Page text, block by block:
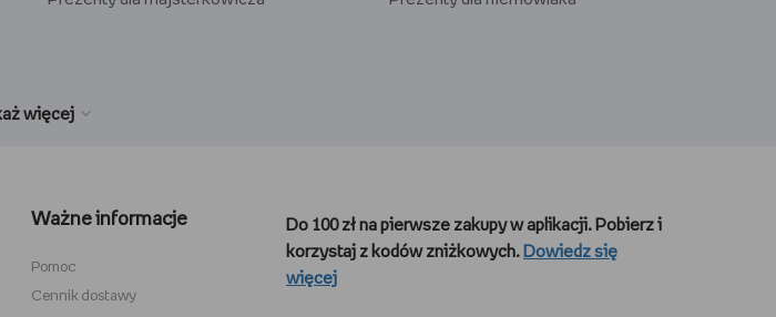
Star Wars
Władca Pierścieni
Prezenty dla kibica
Ważne informacje
Pomoc
Cennik dostawy
Do 100 zł na pierwsze zakupy w aplikacji. Pobierz i
korzystaj z kodów zniżkowych. Dowiedz się
więcej